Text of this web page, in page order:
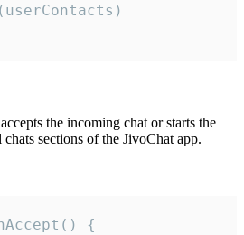
the incoming chat or starts the
sections of the JivoChat app.
{